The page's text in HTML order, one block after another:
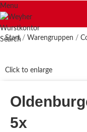
Menu
Search
Start Warengruppen
Click to enlarge
5x